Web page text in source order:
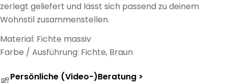
zerlegt geliefert und lässt sich passend zu deinem
Wohnstil zusammenstellen.
Material: Fichte massiv
Farbe / Ausführung: Fichte, Braun
Persönliche (Video-)Beratung >